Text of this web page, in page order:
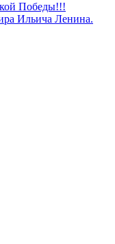
Победы!!!
Ильича Ленина.